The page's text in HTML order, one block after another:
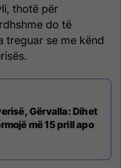
thotë për
do të
treguar se me kënd
Gërvalla: Dihet
më 15 prill apo